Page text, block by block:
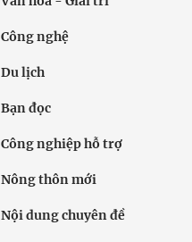
Công nghệ
Du lịch
Bạn đọc
Công nghiệp hỗ trợ
Nông thôn mới
Nội dung chuyên đề